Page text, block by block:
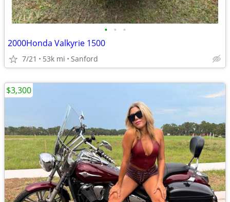
• • •
2000Honda Valkyrie 1500
7/21 53k mi Sanford
$3,300